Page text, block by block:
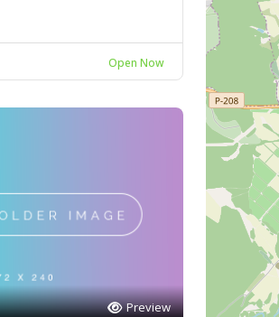
Open Now
Preview